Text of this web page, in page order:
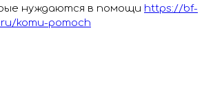
нуждаются в помощи https://bf-
komu-pomoch